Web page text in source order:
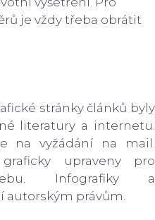
je vždy třeba obrátit
stránky článků byly
literatury a internetu.
na vyžádání na mail.
upraveny pro
Infografiky a
autorským právům.